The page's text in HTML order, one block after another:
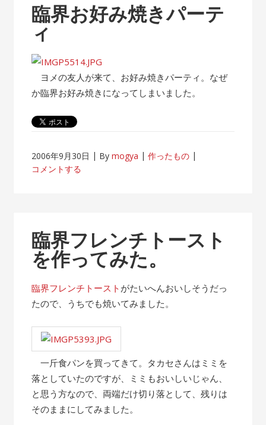
南
知
ビ
チ
ン
臨界お好み焼きパーテ
ィ
ヨメの友人が来て、お好み焼きパーティ。なぜ
か臨界お好み焼きになってしまいました。
2006年9月30日 Bymogya
作ったもの
コメントする
臨界フレンチトースト
を作ってみた。
臨界フレンチトースト がたいへんおいしそうだっ
たので、うちでも焼いてみました。
一斤食パンを買ってきて。タカセさんはミミを
落としていたのですが、ミミもおいしいじゃん、
と思う方なので、両端だけ切り落として、残りは
そのままにしてみました。